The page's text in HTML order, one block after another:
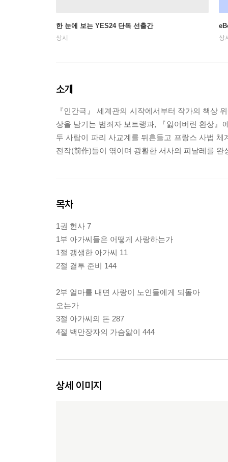
한 눈에 보는 YES24 단독 선출간
상시 상
소개
『인간극』 세계관의 시작에서부터 작가의 책상
상을 남기는 범죄자 보트랭과, 『잃어버린 환상』
두 사람이 파리 사교계를 뒤흔들고 프랑스 사법
전작(前作)들이 엮이며 광활한 서사의 피날레를 완
목차
1권 헌사 7
1부 아가씨들은 어떻게 사랑하는가
1절 갱생한 아가씨 11
2절 결투 준비 144
2부 얼마를 내면 사랑이 노인들에게 되돌아
오는가
3절 아가씨의 돈 287
4절 백만장자의 가슴앓이 444
상세 이미지